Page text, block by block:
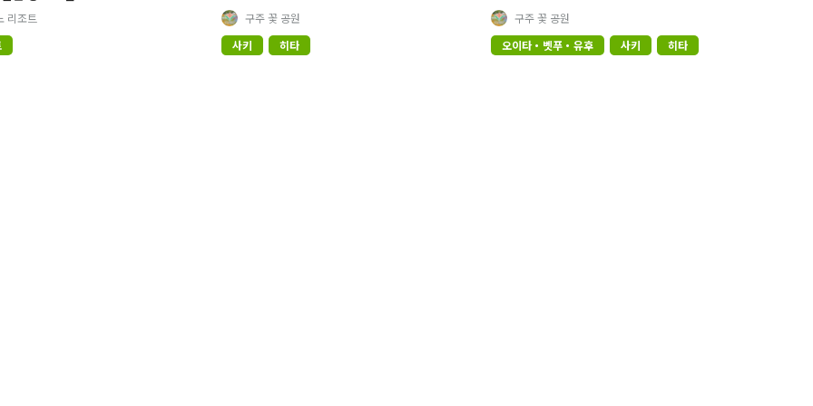
리조트
구주 꽃 공원
사키
히타
구주 꽃 공원
오이타・벳푸・유후
사키 히타